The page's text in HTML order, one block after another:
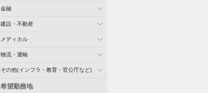
金融
建設・不動産
メディカル
物流・運輸
その他(インフラ・教育・官公庁など)
希望勤務地